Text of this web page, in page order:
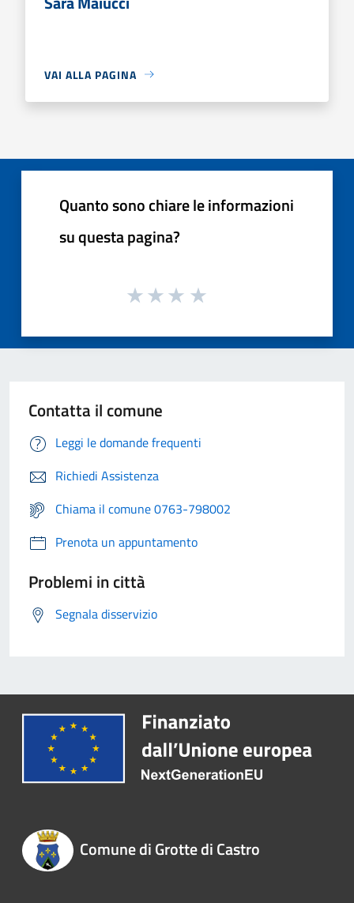
VAI ALLA PAGINA
Quanto sono chiare le informazioni
su questa pagina?
Contatta il comune
Leggi le domande frequenti
Richiedi Assistenza
Chiama il comune 0763-798002
Prenota un appuntamento
Problemi in città
Segnala disservizio
Comune di Grotte di Castro